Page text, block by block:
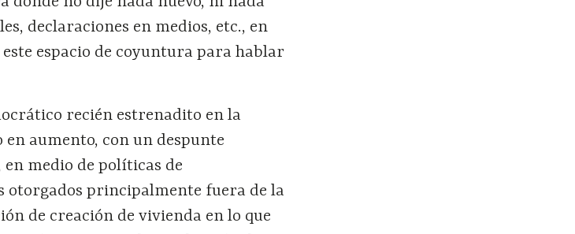
declaraciones en medios, etc., en
espacio de coyuntura para hablar
recién estrenadito en la
aumento, con un despunte
medio de políticas de
otorgados principalmente fuera de la
de creación de vivienda en lo que